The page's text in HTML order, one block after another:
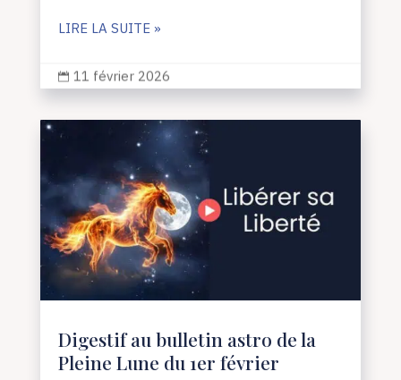
LIRE LA SUITE »
 11 février 2026
Digestif au bulletin astro de la
Pleine Lune du 1er février